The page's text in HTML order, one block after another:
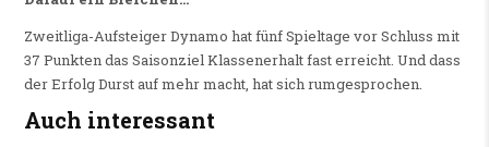
Zweitliga-Aufsteiger Dynamo hat fünf Spieltage vor Schluss mit
37 Punkten das Saisonziel Klassenerhalt fast erreicht. Und dass
der Erfolg Durst auf mehr macht, hat sich rumgesprochen.
Auch interessant